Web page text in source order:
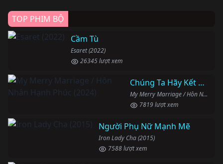
TOP PHIM BỘ
Cầm Tù
Esaret (2022)
26345 lượt xem
Chúng Ta Hãy Kết Hôn Nhé
My Merry Marriage / Hôn Nhân Hạnh Phúc (2024)
7819 lượt xem
Người Phụ Nữ Mạnh Mẽ
Iron Lady Cha (2015)
7588 lượt xem